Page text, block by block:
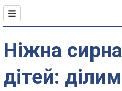
Ніжна
дітей: